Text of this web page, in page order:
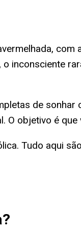
inconsciente
de
O objetivo é
Tudo aqui
?